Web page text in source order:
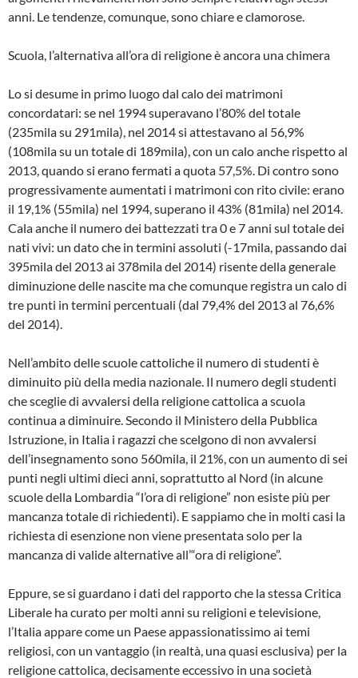
anni. Le tendenze, comunque, sono chiare e clamorose.
Scuola, l’alternativa all’ora di religione è ancora una chimera
Lo si desume in primo luogo dal calo dei matrimoni
concordatari: se nel 1994 superavano l’80% del totale
(235mila su 291mila), nel 2014 si attestavano al 56,9%
(108mila su un totale di 189mila), con un calo anche rispetto al
2013, quando si erano fermati a quota 57,5%. Di contro sono
progressivamente aumentati i matrimoni con rito civile: erano
il 19,1% (55mila) nel 1994, superano il 43% (81mila) nel 2014.
Cala anche il numero dei battezzati tra 0 e 7 anni sul totale dei
nati vivi: un dato che in termini assoluti (-17mila, passando dai
395mila del 2013 ai 378mila del 2014) risente della generale
diminuzione delle nascite ma che comunque registra un calo di
tre punti in termini percentuali (dal 79,4% del 2013 al 76,6%
del 2014).
Nell’ambito delle scuole cattoliche il numero di studenti è
diminuito più della media nazionale. Il numero degli studenti
che sceglie di avvalersi della religione cattolica a scuola
continua a diminuire. Secondo il Ministero della Pubblica
Istruzione, in Italia i ragazzi che scelgono di non avvalersi
dell’insegnamento sono 560mila, il 21%, con un aumento di sei
punti negli ultimi dieci anni, soprattutto al Nord (in alcune
scuole della Lombardia “l’ora di religione” non esiste più per
mancanza totale di richiedenti). E sappiamo che in molti casi la
richiesta di esenzione non viene presentata solo per la
mancanza di valide alternative all’“ora di religione”.
Eppure, se si guardano i dati del rapporto che la stessa Critica
Liberale ha curato per molti anni su religioni e televisione,
l’Italia appare come un Paese appassionatissimo ai temi
religiosi, con un vantaggio (in realtà, una quasi esclusiva) per la
religione cattolica, decisamente eccessivo in una società